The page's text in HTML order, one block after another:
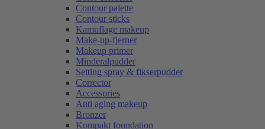
Contour palette
Contour sticks
Kamuflage makeup
Make-up-fjerner
Makeup primer
Minderalpudder
Setting spray & fikserpudder
Corrector
Accessories
Anti aging makeup
Bronzer
Kompakt foundation